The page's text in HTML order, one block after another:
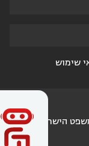
שימוש
הישראלי